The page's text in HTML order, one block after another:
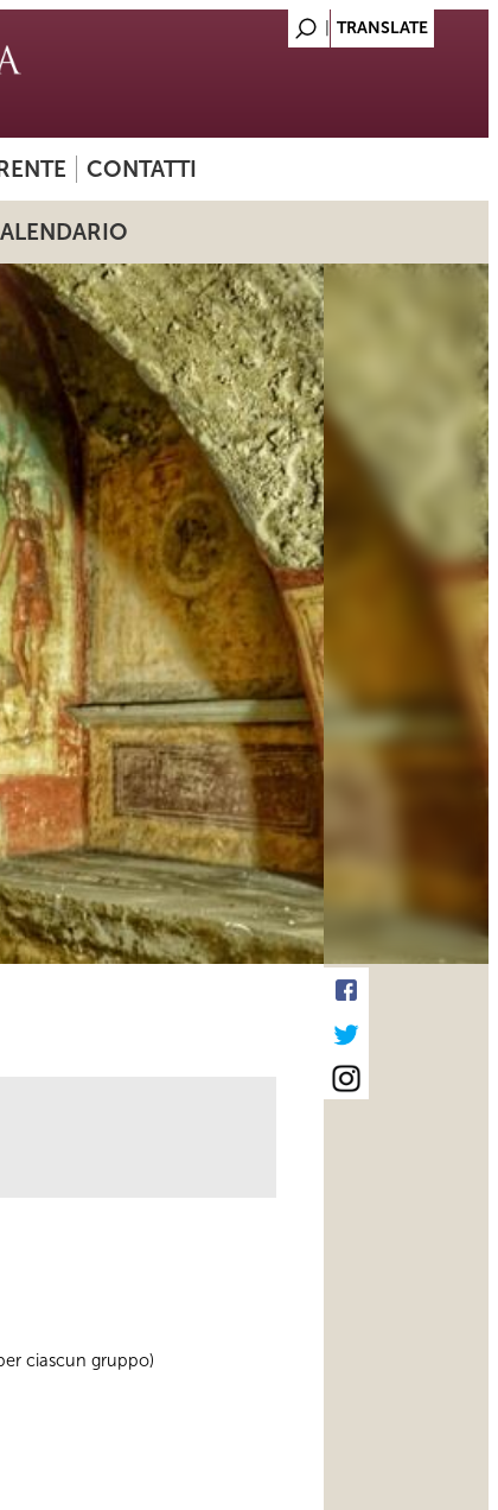
CONTATTI
ciascun gruppo)